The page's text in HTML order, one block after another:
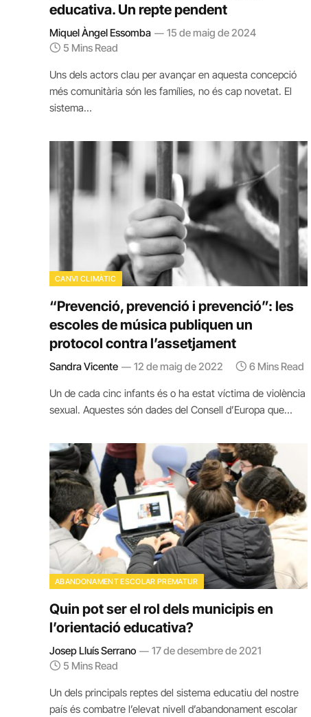
educativa. Un repte pendent
Miquel Àngel Essomba
15 de maig de 2024
5 Mins Read
Uns dels actors clau per avançar en aquesta concepció
més comunitària són les famílies, no és cap novetat. El
sistema…
CANVI CLIMÀTIC
“Prevenció, prevenció i prevenció”: les
escoles de música publiquen un
protocol contra l’assetjament
Sandra Vicente 12 de maig de 2022 6 Mins Read
Un de cada cinc infants és o ha estat víctima de violència
sexual. Aquestes són dades del Consell d’Europa que…
ABANDONAMENT ESCOLAR PREMATUR
Quin pot ser el rol dels municipis en
l’orientació educativa?
Josep Lluís Serrano
17 de desembre de 2021
5 Mins Read
Un dels principals reptes del sistema educatiu del nostre
país és combatre l’elevat nivell d’abandonament escolar